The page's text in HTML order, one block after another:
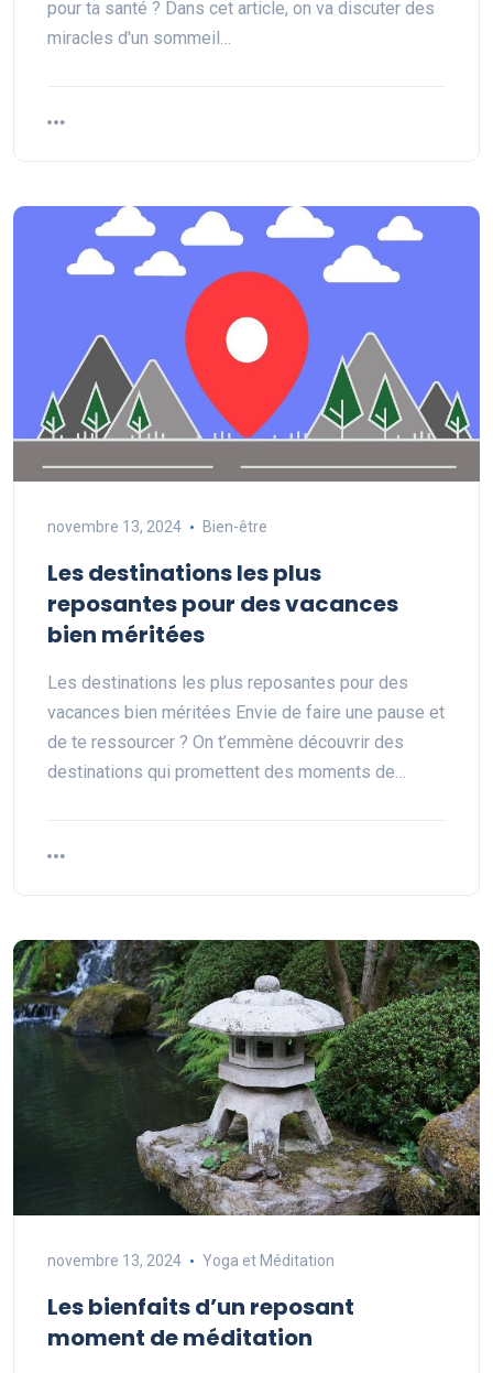
pour ta santé ? Dans cet article, on va discuter des
miracles d'un sommeil…
novembre 13, 2024 Bien-être
Les destinations les plus
reposantes pour des vacances
bien méritées
Les destinations les plus reposantes pour des
vacances bien méritées Envie de faire une pause et
de te ressourcer ? On t’emmène découvrir des
destinations qui promettent des moments de…
novembre 13, 2024 Yoga et Méditation
Les bienfaits d’un reposant
moment de méditation